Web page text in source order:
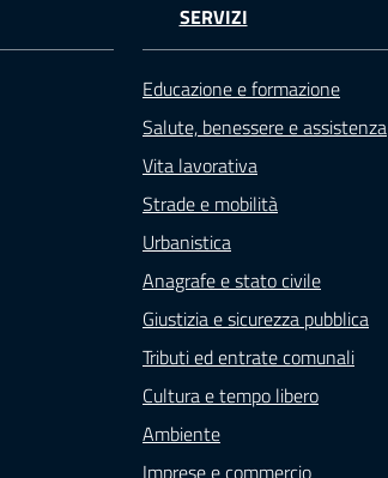
SERVIZI
Educazione e formazione
Salute, benessere e assistenza
Vita lavorativa
Strade e mobilità
Urbanistica
Anagrafe e stato civile
Giustizia e sicurezza pubblica
Tributi ed entrate comunali
Cultura e tempo libero
Ambiente
Imprese e commercio